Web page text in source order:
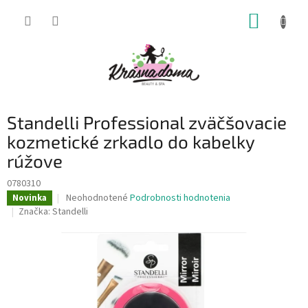
Standelli Professional zväčšovacie
kozmetické zrkadlo do kabelky
rúžove
0780310
Novinka
Priemerné
hodnotenie
hviezdičiek.
Neohodnotené Podrobnosti hodnotenia
Značka: Standelli